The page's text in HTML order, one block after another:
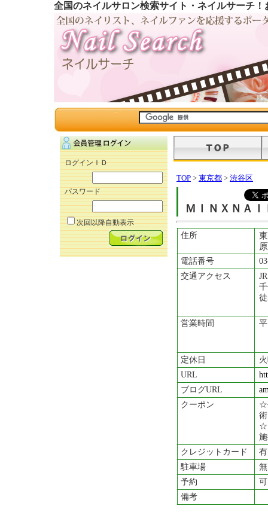
全国のネイルサロン検索サイト・ネイルサーチ
ログインＩＤ
パスワード
次回以降自動表示
TOP > 東京都 > 渋谷区
ＭＩＮＸＮＡＩ
住所
電話番号
交通アクセス
営業時間
定休日
URL
ブログURL
クーポン
☆
クレジットカード
有
駐車場
無
予約
可
備考